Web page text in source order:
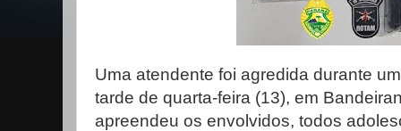
Uma atendente foi agredida durante
tarde de quarta-feira (13), em
apreendeu os envolvidos, todos